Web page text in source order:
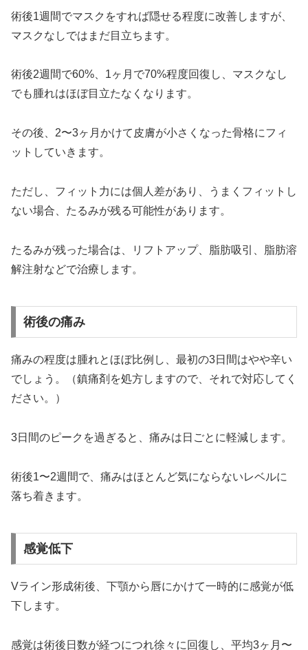
術後1週間でマスクをすれば隠せる程度に改善しますが、
マスクなしではまだ目立ちます。
術後2週間で60%、1ヶ月で70%程度回復し、マスクなし
でも腫れはほぼ目立たなくなります。
その後、2〜3ヶ月かけて皮膚が小さくなった骨格にフィ
ットしていきます。
ただし、フィット力には個人差があり、うまくフィットし
ない場合、たるみが残る可能性があります。
たるみが残った場合は、リフトアップ、脂肪吸引、脂肪溶
解注射などで治療します。
術後の痛み
痛みの程度は腫れとほぼ比例し、最初の3日間はやや辛い
でしょう。（鎮痛剤を処方しますので、それで対応してく
ださい。）
3日間のピークを過ぎると、痛みは日ごとに軽減します。
術後1〜2週間で、痛みはほとんど気にならないレベルに
落ち着きます。
感覚低下
Vライン形成術後、下顎から唇にかけて一時的に感覚が低
下します。
感覚は術後日数が経つにつれ徐々に回復し、平均3ヶ月〜